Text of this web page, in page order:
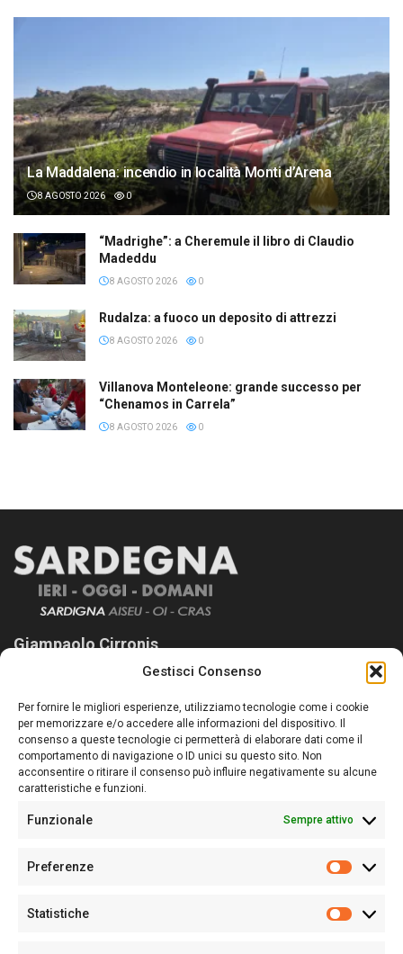
Gestisci Consenso
Per fornire le migliori esperienze, utilizziamo tecnologie come i cookie
per memorizzare e/o accedere alle informazioni del dispositivo. Il
consenso a queste tecnologie ci permetterà di elaborare dati come il
comportamento di navigazione o ID unici su questo sito. Non
acconsentire o ritirare il consenso può influire negativamente su alcune
caratteristiche e funzioni.
Funzionale Sempre attivo
Preferenze
Statistiche
La Maddalena: incendio in località Monti d’Arena
8 AGOSTO 2026 0
“Madrighe”: a Cheremule il libro di Claudio
Madeddu
8 AGOSTO 2026 0
Rudalza: a fuoco un deposito di attrezzi
8 AGOSTO 2026 0
Villanova Monteleone: grande successo per
“Chenamos in Carrela”
8 AGOSTO 2026 0
Giampaolo Cirronis
Sardegna Ieri-Oggi-Domani nasce per informare “liberamente” i
lettori su quanto accade in Sardegna, con un occhio rivolto al
nostro passato e, soprattutto, al nostro futuro
Follow Us
Sede:Via Cristoforo Colombo 09013 Carbonia
Partita IVA02270380922